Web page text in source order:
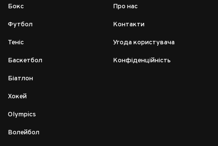
Бокс
Футбол
Теніс
Баскетбол
Біатлон
Хокей
Olympics
Волейбол
Про нас
Контакти
Угода користувача
Конфіденційність